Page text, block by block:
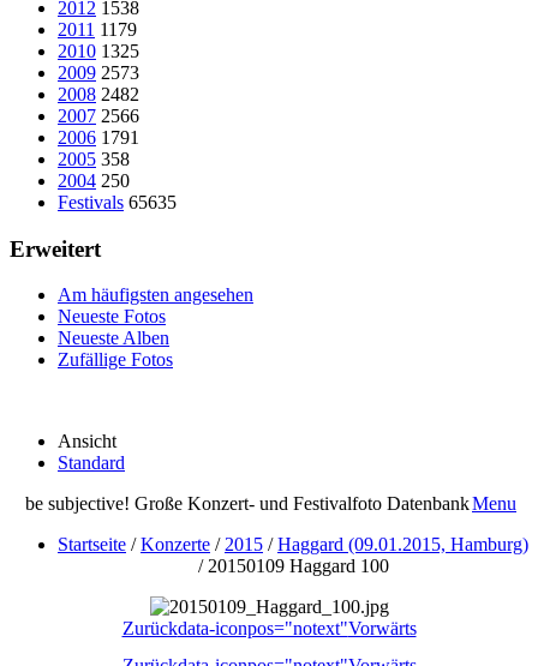
2012 1538
2011 1179
2010 1325
2009 2573
2008 2482
2007 2566
2006 1791
2005 358
2004 250
Festivals 65635
Erweitert
Am häufigsten angesehen
Neueste Fotos
Neueste Alben
Zufällige Fotos
Ansicht
Standard
be subjective! Große Konzert- und Festivalfoto DatenbankMenu
Startseite /Konzerte / 2015 /Haggard (09.01.2015, Hamburg)
/ 20150109 Haggard 100
Zurückdata-iconpos="notext"Vorwärts